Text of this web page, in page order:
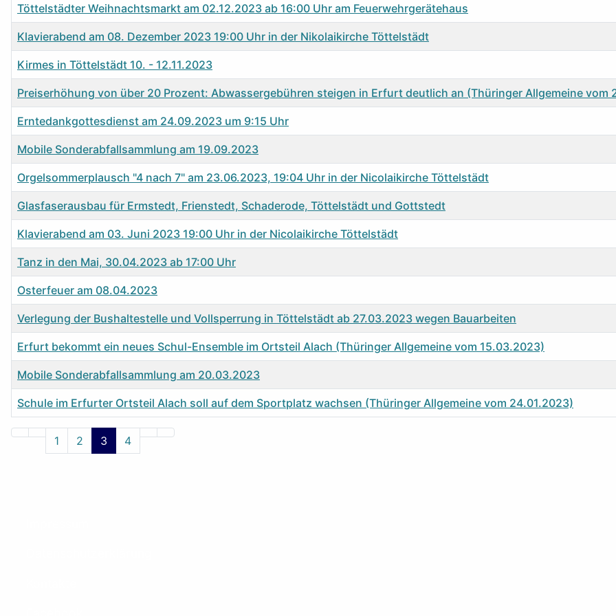
Beiträge
Töttelstädter Weihnachtsmarkt am 02.12.2023 ab 16:00 Uhr am Feuerwehrgerätehaus
Klavierabend am 08. Dezember 2023 19:00 Uhr in der Nikolaikirche Töttelstädt
Kirmes in Töttelstädt 10. - 12.11.2023
Preiserhöhung von über 20 Prozent: Abwassergebühren steigen in Erfurt deutlich an (Thüringer Allgemeine vom
Erntedankgottesdienst am 24.09.2023 um 9:15 Uhr
Mobile Sonderabfallsammlung am 19.09.2023
Orgelsommerplausch "4 nach 7" am 23.06.2023, 19:04 Uhr in der Nicolaikirche Töttelstädt
Glasfaserausbau für Ermstedt, Frienstedt, Schaderode, Töttelstädt und Gottstedt
Klavierabend am 03. Juni 2023 19:00 Uhr in der Nicolaikirche Töttelstädt
Tanz in den Mai, 30.04.2023 ab 17:00 Uhr
Osterfeuer am 08.04.2023
Verlegung der Bushaltestelle und Vollsperrung in Töttelstädt ab 27.03.2023 wegen Bauarbeiten
Erfurt bekommt ein neues Schul-Ensemble im Ortsteil Alach (Thüringer Allgemeine vom 15.03.2023)
Mobile Sonderabfallsammlung am 20.03.2023
Schule im Erfurter Ortsteil Alach soll auf dem Sportplatz wachsen (Thüringer Allgemeine vom 24.01.2023)
1 2 3 4